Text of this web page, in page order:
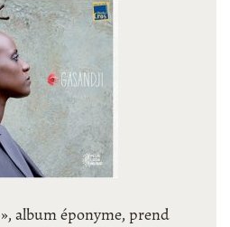
album éponyme, prend